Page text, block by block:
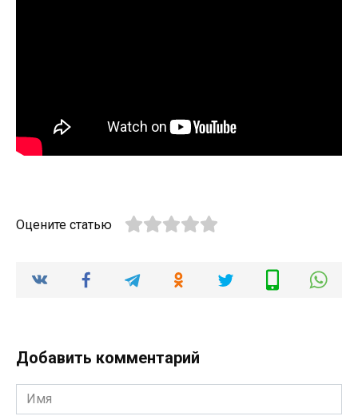
Оцените статью
Добавить комментарий
Имя
*